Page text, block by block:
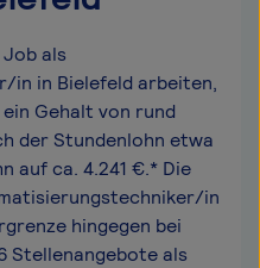
als
in in Bielefeld arbeiten,
Gehalt von rund
der Stundenlohn etwa
auf ca. 4.241 €.* Die
in
hingegen bei
Stellenangebote als